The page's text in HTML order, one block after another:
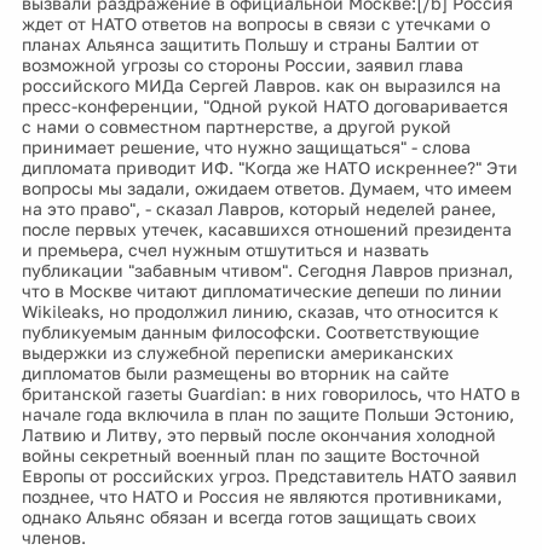
ждет от НАТО ответов на вопросы в связи с утечками о
планах Альянса защитить Польшу и страны Балтии от
возможной угрозы со стороны России, заявил глава
российского МИДа Сергей Лавров. как он выразился на
пресс-конференции, "Одной рукой НАТО договаривается
с нами о совместном партнерстве, а другой рукой
принимает решение, что нужно защищаться" - слова
дипломата приводит ИФ. "Когда же НАТО искреннее?" Эти
вопросы мы задали, ожидаем ответов. Думаем, что имеем
на это право", - сказал Лавров, который неделей ранее,
после первых утечек, касавшихся отношений президента
и премьера, счел нужным отшутиться и назвать
публикации "забавным чтивом". Сегодня Лавров признал,
что в Москве читают дипломатические депеши по линии
Wikileaks, но продолжил линию, сказав, что относится к
публикуемым данным философски. Соответствующие
выдержки из служебной переписки американских
дипломатов были размещены во вторник на сайте
британской газеты Guardian: в них говорилось, что НАТО в
начале года включила в план по защите Польши Эстонию,
Латвию и Литву, это первый после окончания холодной
войны секретный военный план по защите Восточной
Европы от российских угроз. Представитель НАТО заявил
позднее, что НАТО и Россия не являются противниками,
однако Альянс обязан и всегда готов защищать своих
членов.